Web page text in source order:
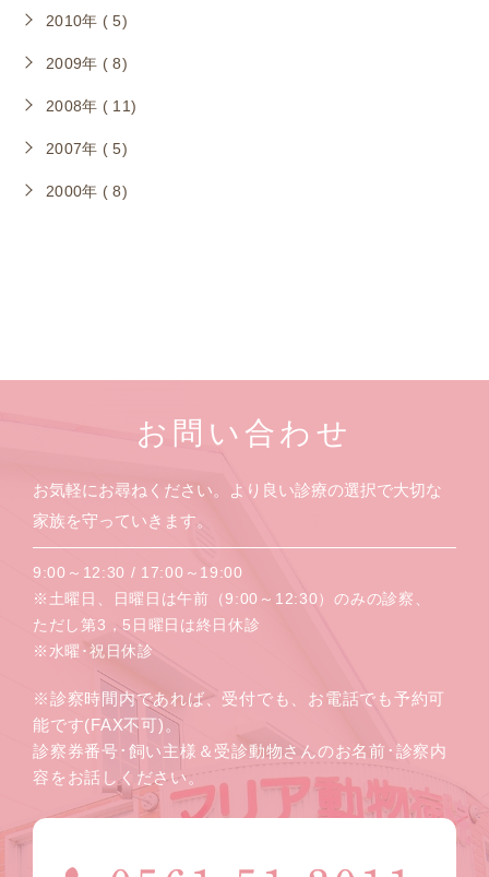
2010年 ( 5)
2009年 ( 8)
2008年 ( 11)
2007年 ( 5)
2000年 ( 8)
お問い合わせ
お気軽にお尋ねください。より良い診療の選択で大切な
家族を守っていきます。
9:00～12:30 / 17:00～19:00
※土曜日、日曜日は午前（9:00～12:30）のみの診察、
ただし第3，5日曜日は終日休診
※水曜･祝日休診
※診察時間内であれば、受付でも、お電話でも予約可
能です(FAX不可)。
診察券番号･飼い主様＆受診動物さんのお名前･診察内
容をお話しください。